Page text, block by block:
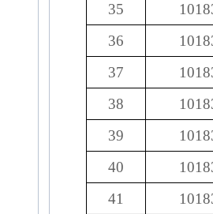
35
36
37
38
39
40
41